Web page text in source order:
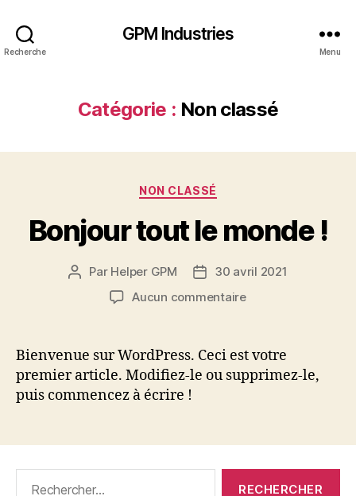
Recherche
GPM Industries
Menu
Catégorie : Non classé
NON CLASSÉ
Bonjour tout le monde !
Par Helper GPM
30 avril 2021
Aucun commentaire
Bienvenue sur WordPress. Ceci est votre
premier article. Modifiez-le ou supprimez-le,
puis commencez à écrire !